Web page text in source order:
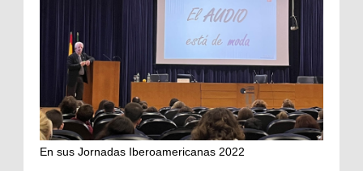
En sus Jornadas Iberoamericanas 2022